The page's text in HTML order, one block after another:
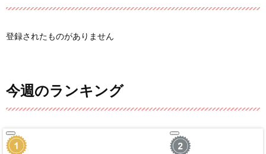
登録されたものがありません
今週のランキング